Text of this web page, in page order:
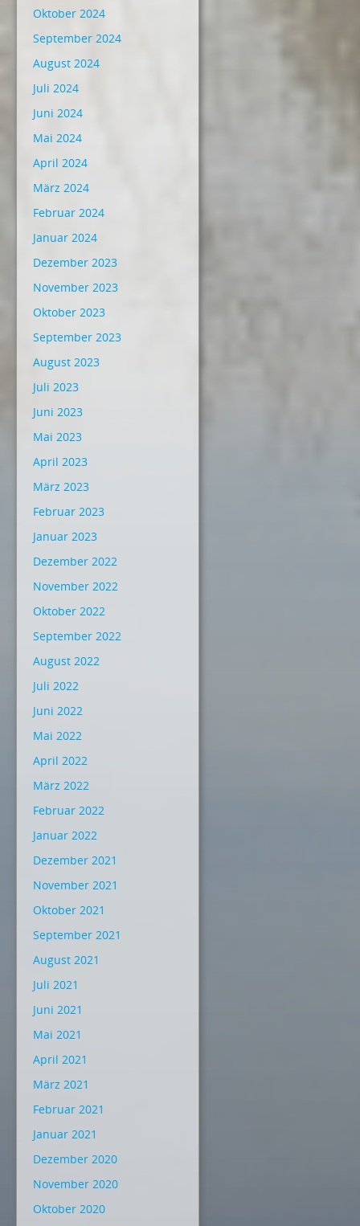
Oktober 2024
September 2024
August 2024
Juli 2024
Juni 2024
Mai 2024
April 2024
März 2024
Februar 2024
Januar 2024
Dezember 2023
November 2023
Oktober 2023
September 2023
August 2023
Juli 2023
Juni 2023
Mai 2023
April 2023
März 2023
Februar 2023
Januar 2023
Dezember 2022
November 2022
Oktober 2022
September 2022
August 2022
Juli 2022
Juni 2022
Mai 2022
April 2022
März 2022
Februar 2022
Januar 2022
Dezember 2021
November 2021
Oktober 2021
September 2021
August 2021
Juli 2021
Juni 2021
Mai 2021
April 2021
März 2021
Februar 2021
Januar 2021
Dezember 2020
November 2020
Oktober 2020